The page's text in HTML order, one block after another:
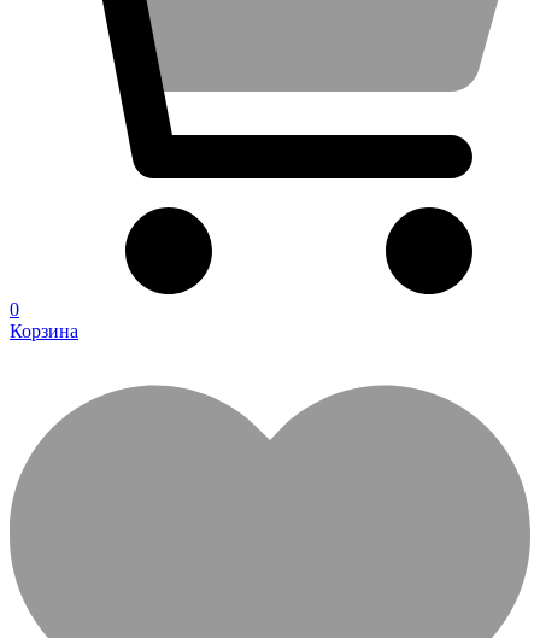
0
Корзина